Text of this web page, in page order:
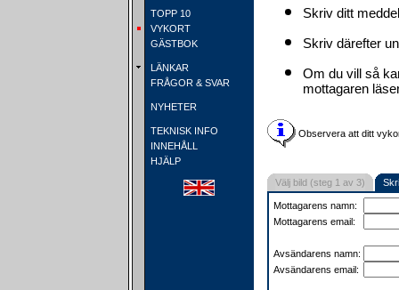
TOPP 10
VYKORT
GÄSTBOK
LÄNKAR
FRÅGOR & SVAR
NYHETER
TEKNISK INFO
INNEHÅLL
HJÄLP
Skriv ditt
Skriv därefter
Om du vill så
mottagaren
Observera att ditt
Välj bild (steg 1 av 3)
Mottagarens namn:
Mottagarens email:
Avsändarens namn:
Avsändarens email: